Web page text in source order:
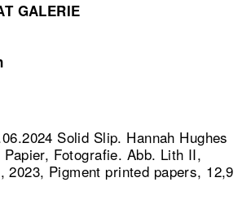
GALERIE
Solid Slip. Hannah Hughes
Fotografie. Abb. Lith II,
2023, Pigment printed papers, 12,9